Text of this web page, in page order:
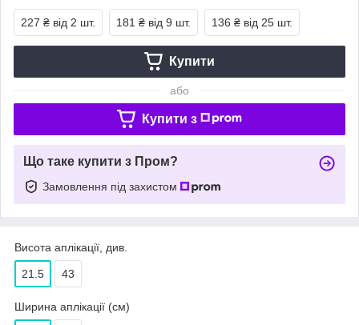
227 ₴ від 2 шт. 181 ₴ від 9 шт. 136 ₴ від 25 шт.
Купити
або
Купити з
Що таке купити з Пром?
Замовлення під захистом
Висота аплікації, див.
21.5 43
Ширина аплікації (см)